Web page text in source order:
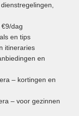
dag
en tips
itineraries
en
– kortingen en
– voor gezinnen